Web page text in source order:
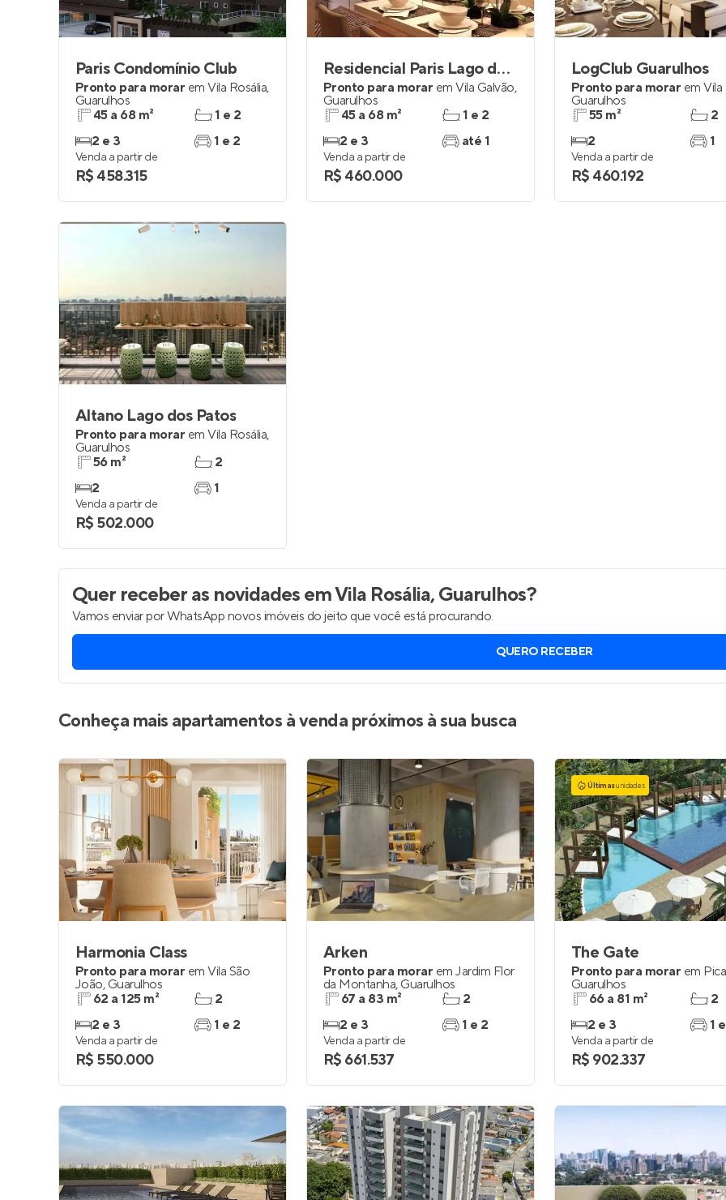
Entrar no Apto
Paris Condomínio Club
Pronto para morar em Vila Rosália,
Guarulhos
45 a 68 m²
2 e 3
1 e 2
1 e 2
Venda a partir de
R$ 458.315
Residencial Paris Lago dos Patos
Pronto para morar em Vila Galvão,
Guarulhos
45 a 68 m²
2 e 3
1 e 2
até 1
Venda a partir de
R$ 460.000
LogClub Guarulhos
Pronto para morar em Vila
Guarulhos
55 m²
2
2
1
Venda a partir de
R$ 460.192
Altano Lago dos Patos
Pronto para morar em Vila Rosália,
Guarulhos
56 m²
2
2
1
Venda a partir de
R$ 502.000
Quer receber as novidadesem Vila Rosália, Guarulhos?
Vamos enviar por WhatsApp novos imóveis do jeito que você está procurando.
QUERO RECEBER
Conheça mais apartamentos à venda próximos à sua busca
Harmonia Class
Pronto para morar em Vila São
João, Guarulhos
62 a 125 m²
2 e 3
2
1 e 2
Venda a partir de
R$ 550.000
Arken
Pronto para morar em Jardim Flor
da Montanha, Guarulhos
67 a 83 m²
2 e 3
2
1 e 2
Venda a partir de
R$ 661.537
Últimasunidades
The Gate
Pronto para morar em
Guarulhos
66 a 81 m²
2 e 3
2
1
Venda a partir de
R$ 902.337